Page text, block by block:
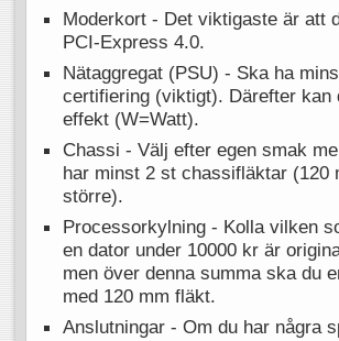
Moderkort - Det viktigaste är att
PCI-Express 4.0.
Nätaggregat (PSU) - Ska ha
certifiering (viktigt). Därefter kan
effekt (W=Watt).
Chassi - Välj efter egen smak
har minst 2 st chassifläktar (120
större).
Processorkylning - Kolla vilken
en dator under 10000 kr är
men över denna summa ska du
med 120 mm fläkt.
Anslutningar - Om du har några